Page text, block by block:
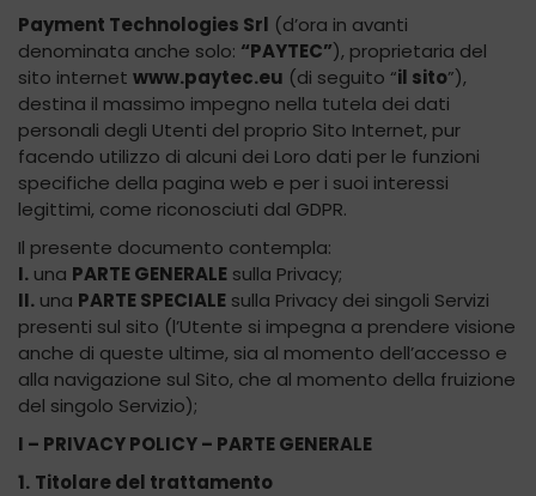
Payment Technologies Srl (d’ora in avanti
denominata anche solo: “PAYTEC”), proprietaria del
sito internet www.paytec.eu (di seguito “il sito”),
destina il massimo impegno nella tutela dei dati
personali degli Utenti del proprio Sito Internet, pur
facendo utilizzo di alcuni dei Loro dati per le funzioni
specifiche della pagina web e per i suoi interessi
legittimi, come riconosciuti dal GDPR.
Il presente documento contempla:
I. una PARTE GENERALE sulla Privacy;
II. una PARTE SPECIALE sulla Privacy dei singoli Servizi
presenti sul sito (l’Utente si impegna a prendere visione
anche di queste ultime, sia al momento dell’accesso e
alla navigazione sul Sito, che al momento della fruizione
del singolo Servizio);
I – PRIVACY POLICY – PARTE GENERALE
1. Titolare del trattamento